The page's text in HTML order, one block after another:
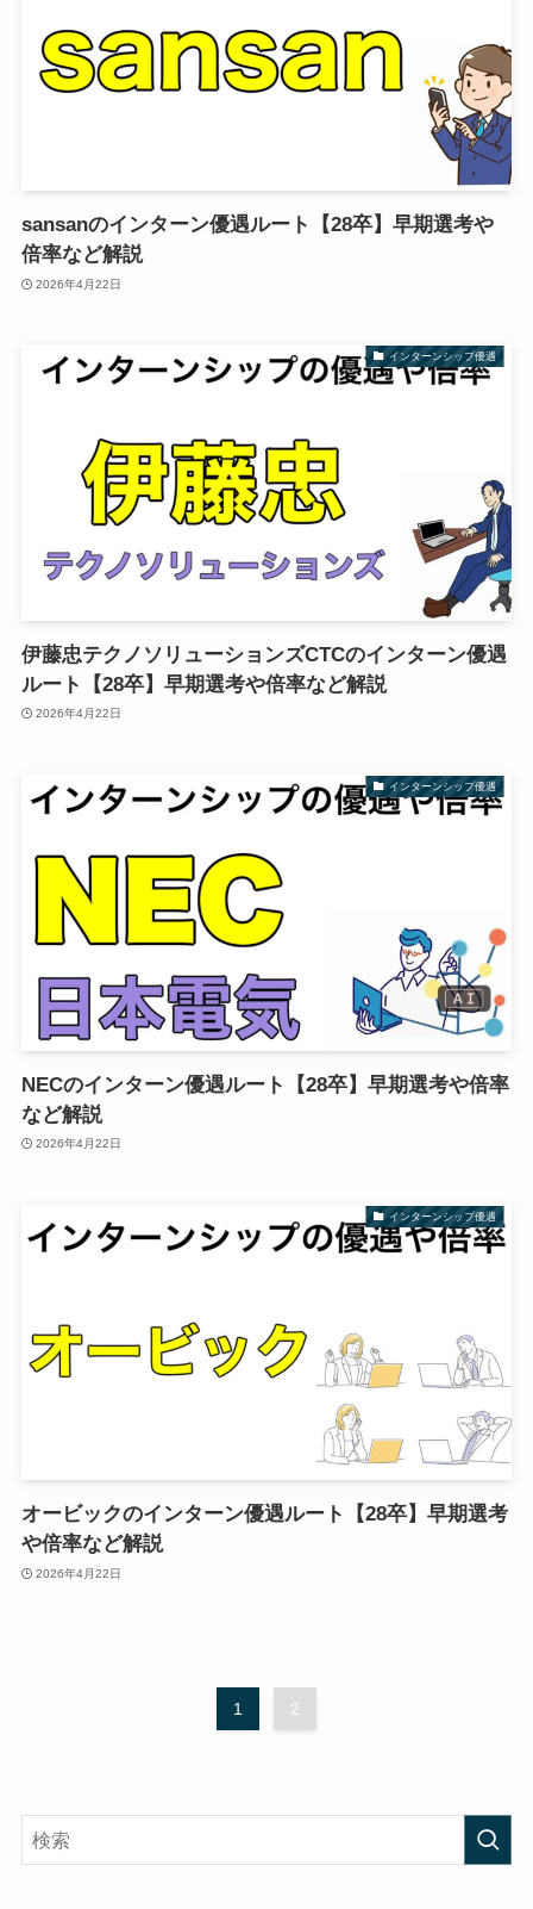
sansanのインターン優遇ルート【28卒】早期選考や
倍率など解説
2026年4月22日
インターンシップ優遇
伊藤忠テクノソリューションズCTCのインターン優遇
ルート【28卒】早期選考や倍率など解説
2026年4月22日
インターンシップ優遇
NECのインターン優遇ルート【28卒】早期選考や倍率
など解説
2026年4月22日
インターンシップ優遇
オービックのインターン優遇ルート【28卒】早期選考
や倍率など解説
2026年4月22日
1 2